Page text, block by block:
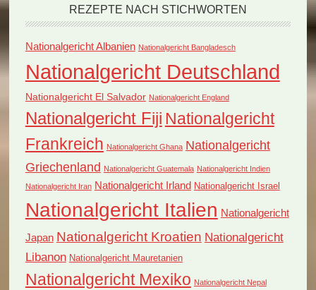
REZEPTE NACH STICHWORTEN
Nationalgericht Albanien Nationalgericht Bangladesch
Nationalgericht Deutschland
Nationalgericht El Salvador Nationalgericht England
Nationalgericht Fiji Nationalgericht
Frankreich Nationalgericht Ghana Nationalgericht
Griechenland Nationalgericht Guatemala Nationalgericht Indien
Nationalgericht Iran Nationalgericht Irland Nationalgericht Israel
Nationalgericht Italien Nationalgericht
Japan Nationalgericht Kroatien Nationalgericht
Libanon Nationalgericht Mauretanien
Nationalgericht Mexiko Nationalgericht Nepal